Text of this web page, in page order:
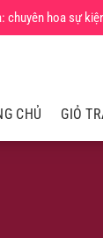
chuyên hoa sự
CHỦ GIỎ